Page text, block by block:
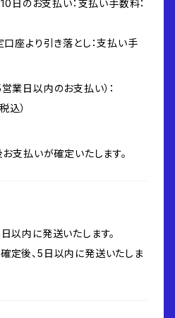
日のお支払い：支払い手数料：
座より引き落とし：支払い手
業日以内のお支払い）：
込）
支払いが確定いたします。
以内に発送いたします。
定後、5日以内に発送いたしま